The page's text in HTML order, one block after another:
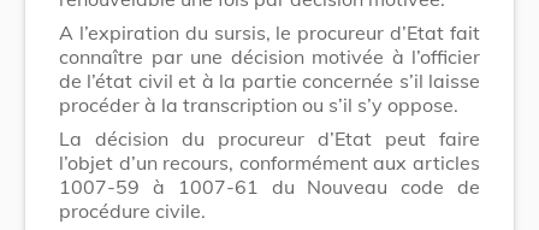
A l’expiration du sursis, le procureur d’Etat fait
connaître par une décision motivée à l’officier
de l’état civil et à la partie concernée s’il laisse
procéder à la transcription ou s’il s’y oppose.
La décision du procureur d’Etat peut faire
l’objet d’un recours, conformément aux articles
1007-59 à 1007-61 du Nouveau code de
procédure civile.